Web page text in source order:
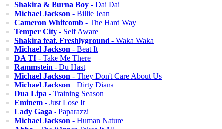
Shakira & Burna Boy - Dai Dai
Michael Jackson - Billie Jean
Cameron Whitcomb - The Hard Way
Temper City - Self Aware
Shakira feat. Freshlyground - Waka Waka
Michael Jackson - Beat It
DA TI - Take Me There
Rammstein - Du Hast
Michael Jackson - They Don't Care About Us
Michael Jackson - Dirty Diana
Dua Lipa - Training Season
Eminem - Just Lose It
Lady Gaga - Paparazzi
Michael Jackson - Human Nature